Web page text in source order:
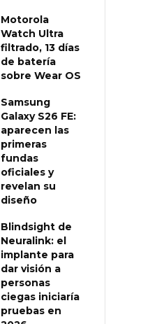
Motorola
Watch Ultra
filtrado, 13 días
de batería
sobre Wear OS
Samsung
Galaxy S26 FE:
aparecen las
primeras
fundas
oficiales y
revelan su
diseño
Blindsight de
Neuralink: el
implante para
dar visión a
personas
ciegas iniciaría
pruebas en